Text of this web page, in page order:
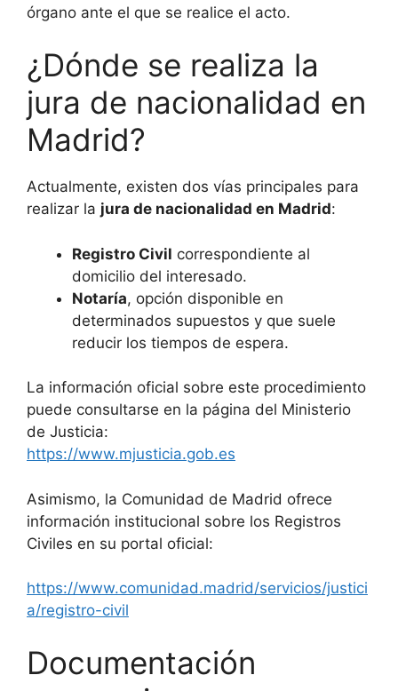
órgano ante el que se realice el acto.
¿Dónde se realiza la
jura de nacionalidad en
Madrid?
Actualmente, existen dos vías principales para
realizar la jura de nacionalidad en Madrid:
Registro Civil correspondiente al
domicilio del interesado.
Notaría, opción disponible en
determinados supuestos y que suele
reducir los tiempos de espera.
La información oficial sobre este procedimiento
puede consultarse en la página del Ministerio
de Justicia:
https://www.mjusticia.gob.es
Asimismo, la Comunidad de Madrid ofrece
información institucional sobre los Registros
Civiles en su portal oficial:
https://www.comunidad.madrid/servicios/justici
a/registro-civil
Documentación